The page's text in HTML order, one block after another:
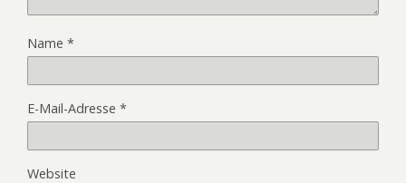
Name *
E-Mail-Adresse *
Website